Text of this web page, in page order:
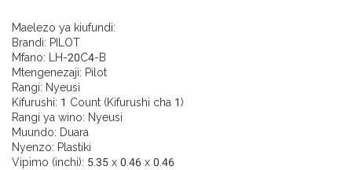
Maelezo ya kiufundi:
Brandi: PILOT
Mfano: LH-20C4-B
Mtengenezaji: Pilot
Rangi: Nyeusi
Kifurushi: 1 Count (Kifurushi cha 1)
Rangi ya wino: Nyeusi
Muundo: Duara
Nyenzo: Plastiki
Vipimo (inchi): 5.35 x 0.46 x 0.46